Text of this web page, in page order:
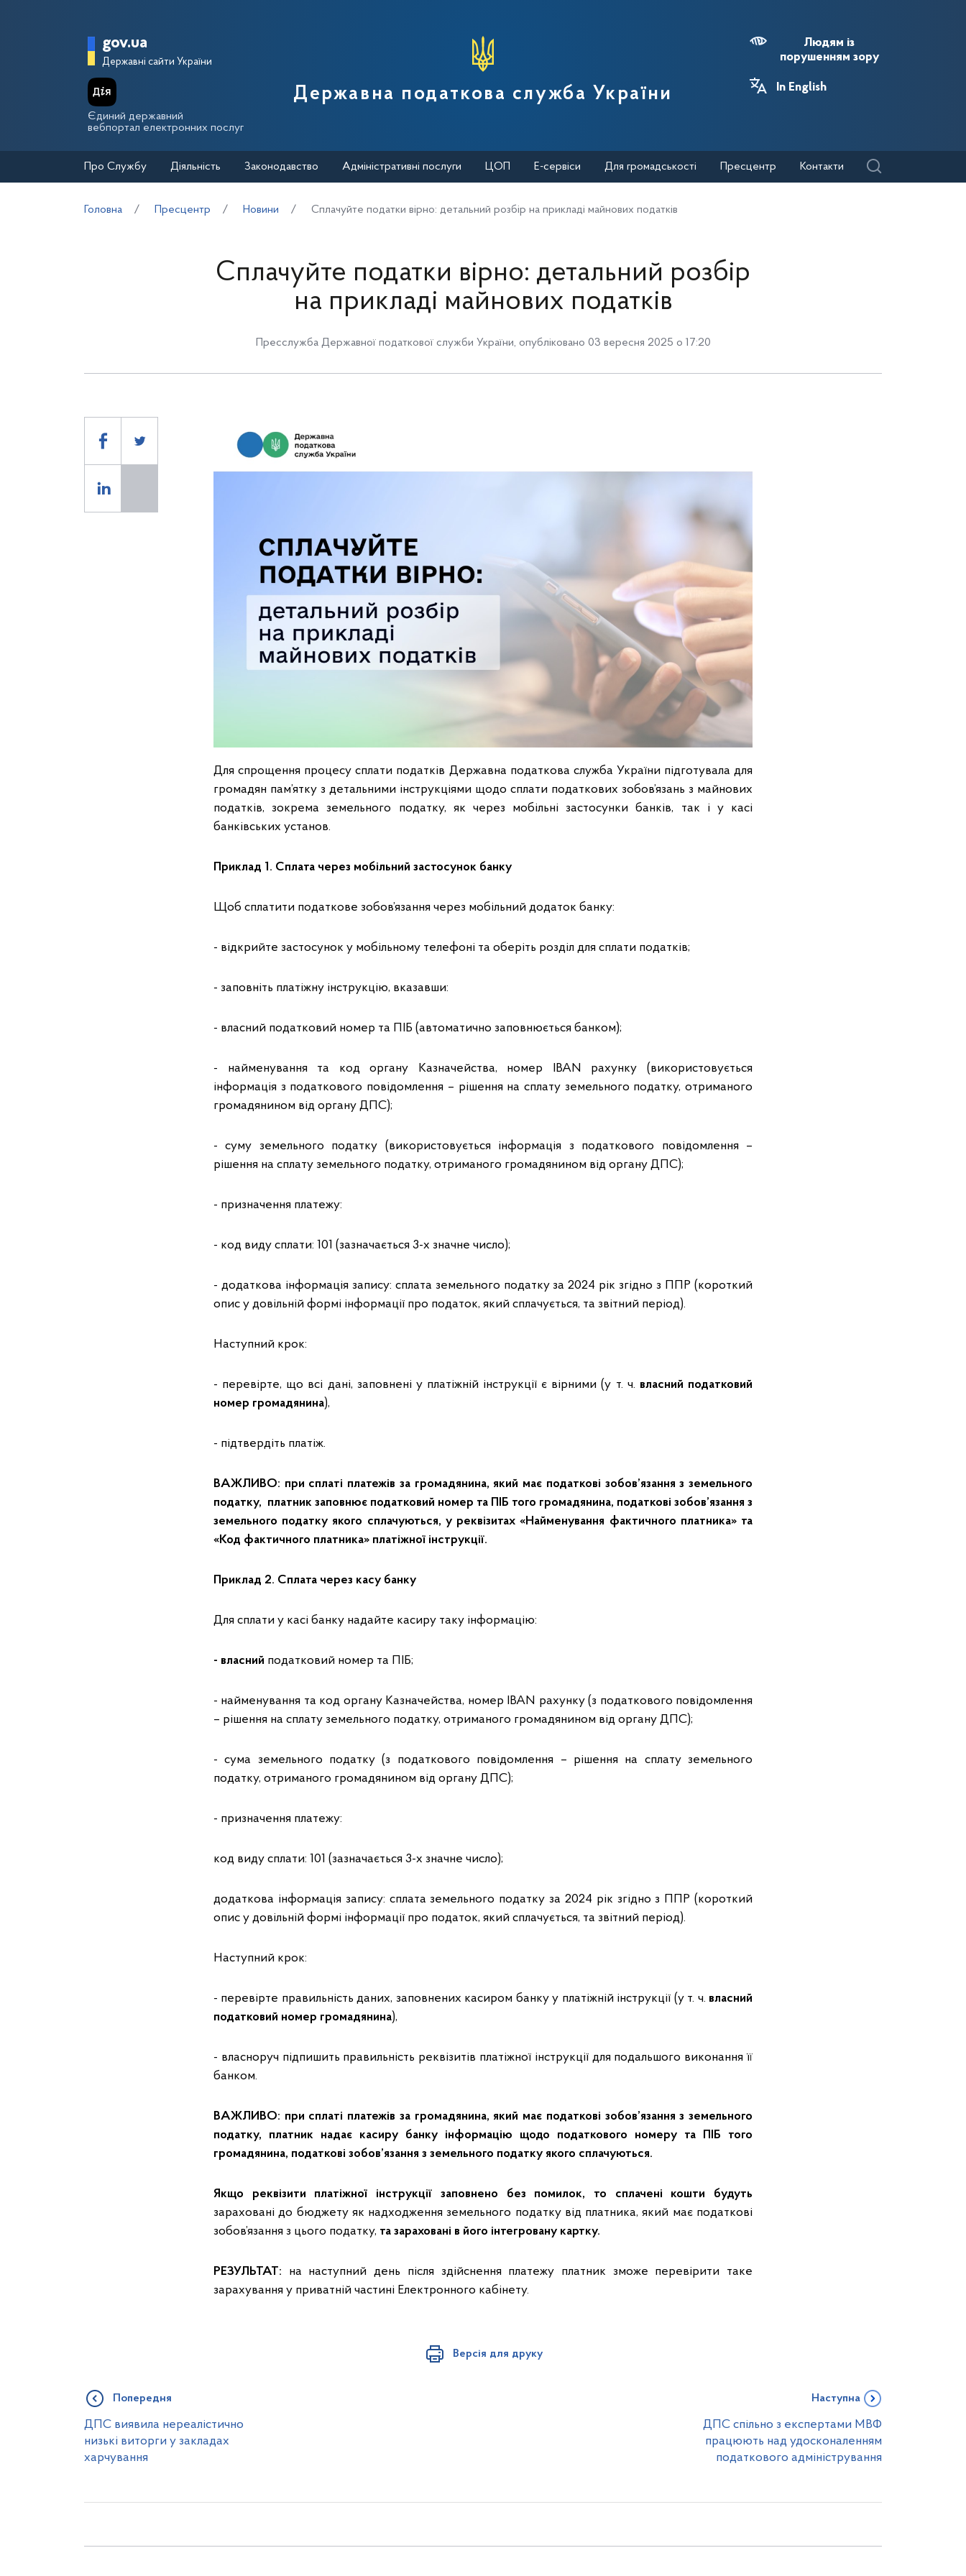
Головна сторінка Державної податкової служби України
gov.ua
Державні сайти України
Єдиний державний
вебпортал електронних послуг
Державна податкова служба України
Людям із
порушенням зору
In English
Про Службу Діяльність Законодавство Адміністративні послуги ЦОП Е-сервіси Для громадськості Пресцентр Контакти
Головна Пресцентр Новини Сплачуйте податки вірно: детальний розбір на прикладі майнових податків
Сплачуйте податки вірно: детальний розбір
на прикладі майнових податків
Пресслужба Державної податкової служби України, опубліковано 03 вересня 2025 о 17:20
Для спрощення процесу сплати податків Державна податкова служба України підготувала для
громадян пам’ятку з детальними інструкціями щодо сплати податкових зобов’язань з майнових
податків, зокрема земельного податку, як через мобільні застосунки банків, так і у касі
банківських установ.
Приклад 1. Сплата через мобільний застосунок банку
Щоб сплатити податкове зобов’язання через мобільний додаток банку:
- відкрийте застосунок у мобільному телефоні та оберіть розділ для сплати податків;
- заповніть платіжну інструкцію, вказавши:
- власний податковий номер та ПІБ (автоматично заповнюється банком);
- найменування та код органу Казначейства, номер ІВАN рахунку (використовується
інформація з податкового повідомлення – рішення на сплату земельного податку, отриманого
громадянином від органу ДПС);
- суму земельного податку (використовується інформація з податкового повідомлення –
рішення на сплату земельного податку, отриманого громадянином від органу ДПС);
- призначення платежу:
- код виду сплати: 101 (зазначається 3-х значне число);
- додаткова інформація запису: сплата земельного податку за 2024 рік згідно з ППР (короткий
опис у довільній формі інформації про податок, який сплачується, та звітний період).
Наступний крок:
- перевірте, що всі дані, заповнені у платіжній інструкції є вірними (у т. ч. власний податковий
номер громадянина),
- підтвердіть платіж.
ВАЖЛИВО: при сплаті платежів за громадянина, який має податкові зобов’язання з земельного
податку, платник заповнює податковий номер та ПІБ того громадянина, податкові зобов’язання з
земельного податку якого сплачуються, у реквізитах «Найменування фактичного платника» та
«Код фактичного платника» платіжної інструкції.
Приклад 2. Сплата через касу банку
Для сплати у касі банку надайте касиру таку інформацію:
- власний податковий номер та ПІБ;
- найменування та код органу Казначейства, номер ІВАN рахунку (з податкового повідомлення
– рішення на сплату земельного податку, отриманого громадянином від органу ДПС);
- сума земельного податку (з податкового повідомлення – рішення на сплату земельного
податку, отриманого громадянином від органу ДПС);
- призначення платежу:
код виду сплати: 101 (зазначається 3-х значне число);
додаткова інформація запису: сплата земельного податку за 2024 рік згідно з ППР (короткий
опис у довільній формі інформації про податок, який сплачується, та звітний період).
Наступний крок:
- перевірте правильність даних, заповнених касиром банку у платіжній інструкції (у т. ч. власний
податковий номер громадянина),
- власноруч підпишить правильність реквізитів платіжної інструкції для подальшого виконання її
банком.
ВАЖЛИВО: при сплаті платежів за громадянина, який має податкові зобов’язання з земельного
податку, платник надає касиру банку інформацію щодо податкового номеру та ПІБ того
громадянина, податкові зобов’язання з земельного податку якого сплачуються.
Якщо реквізити платіжної інструкції заповнено без помилок, то сплачені кошти будуть
зараховані до бюджету як надходження земельного податку від платника, який має податкові
зобов’язання з цього податку, та зараховані в його інтегровану картку.
РЕЗУЛЬТАТ: на наступний день після здійснення платежу платник зможе перевірити таке
зарахування у приватній частині Електронного кабінету.
Версія для друку
Попередня
ДПС виявила нереалістично
низькі виторги у закладах
харчування
Наступна
ДПС спільно з експертами МВФ
працюють над удосконаленням
податкового адміністрування